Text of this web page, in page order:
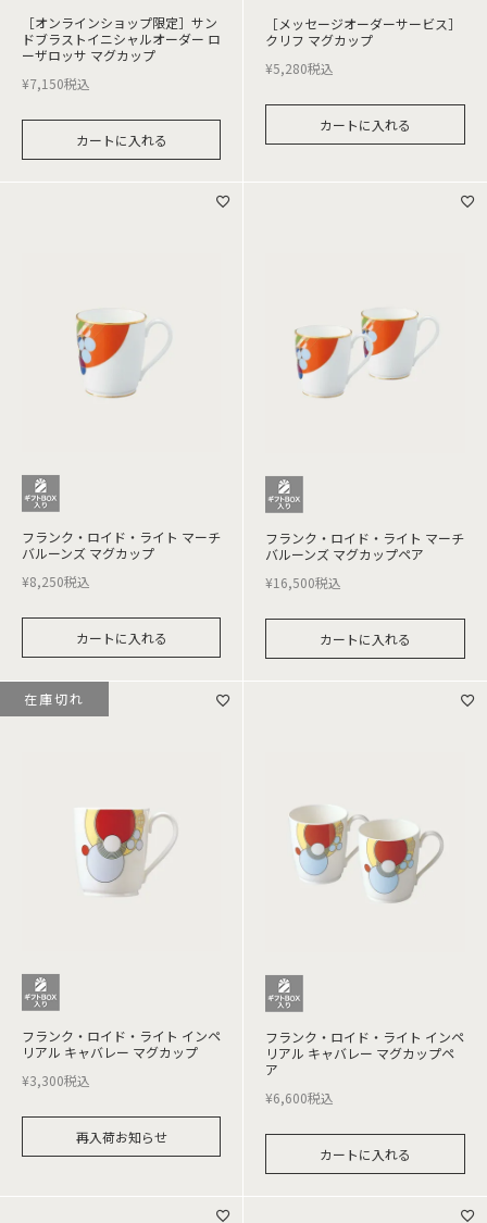
［オンラインショップ限定］サン
ドブラストイニシャルオーダー ロ
ーザロッサ マグカップ
¥7,150税込
カートに入れる
［メッセージオーダーサービス］
クリフ マグカップ
¥5,280税込
カートに入れる
フランク・ロイド・ライト マーチ
バルーンズ マグカップ
¥8,250税込
カートに入れる
フランク・ロイド・ライト マーチ
バルーンズ マグカップペア
¥16,500税込
カートに入れる
フランク・ロイド・ライト インペ
リアル キャバレー マグカップ
¥3,300税込
再入荷お知らせ
在庫切れ
フランク・ロイド・ライト インペ
リアル キャバレー マグカップペ
ア
¥6,600税込
カートに入れる